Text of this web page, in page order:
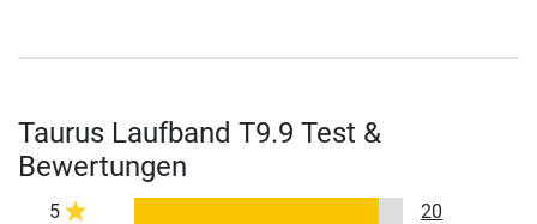
Taurus Laufband T9.9 Test &
Bewertungen
5
20